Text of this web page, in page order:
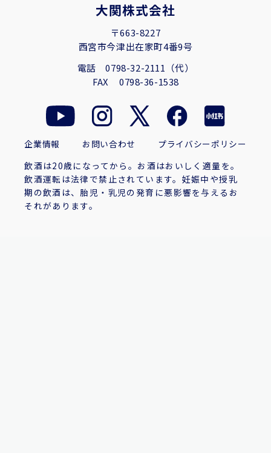
大関株式会社
〒663-8227
西宮市今津出在家町4番9号
電話0798-32-2111（代）
FAX 0798-36-1538
飲酒は20歳になってから。お酒はおいしく適量を。
飲酒運転は法律で禁止されています。妊娠中や授乳
期の飲酒は、胎児・乳児の発育に悪影響を与えるお
それがあります。
企業情報 お問い合わせ プライバシーポリシー